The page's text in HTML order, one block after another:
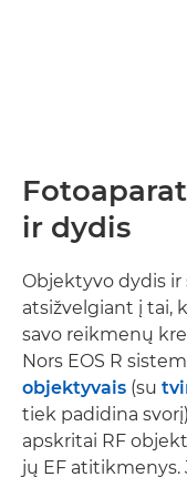
ir dydis
Objektyvo dydis ir
atsižvelgiant į tai,
savo reikmenų
Nors EOS R
objektyvais (su
tiek padidina
apskritai RF
jų EF